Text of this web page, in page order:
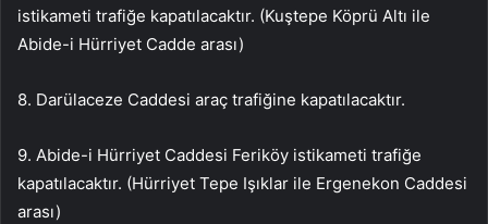
istikameti trafiğe kapatılacaktır. (Kuştepe Köprü Altı ile
Abide-i Hürriyet Cadde arası)
8. Darülaceze Caddesi araç trafiğine kapatılacaktır.
9. Abide-i Hürriyet Caddesi Feriköy istikameti trafiğe
kapatılacaktır. (Hürriyet Tepe Işıklar ile Ergenekon Caddesi
arası)